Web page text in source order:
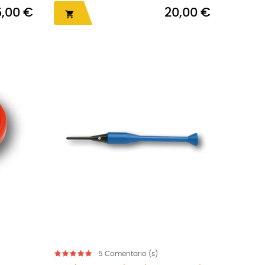
€  20,00 €
5 Comentario (s)